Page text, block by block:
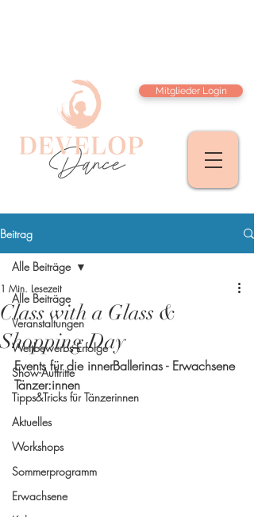
Mitglieder Login
Beitrag
Alle Beiträge
Veranstaltungen
Wettbewerbs Erfolge
Show-Auftritte
Tipps&Tricks für Tänzerinnen
Aktuelles
Workshops
Sommerprogramm
Erwachsene
Alle Beiträge
Class with a Glass &
Shopping Day
1 Min. Lesezeit
Events für die innerBallerinas - Erwachsene
Tänzer:innen